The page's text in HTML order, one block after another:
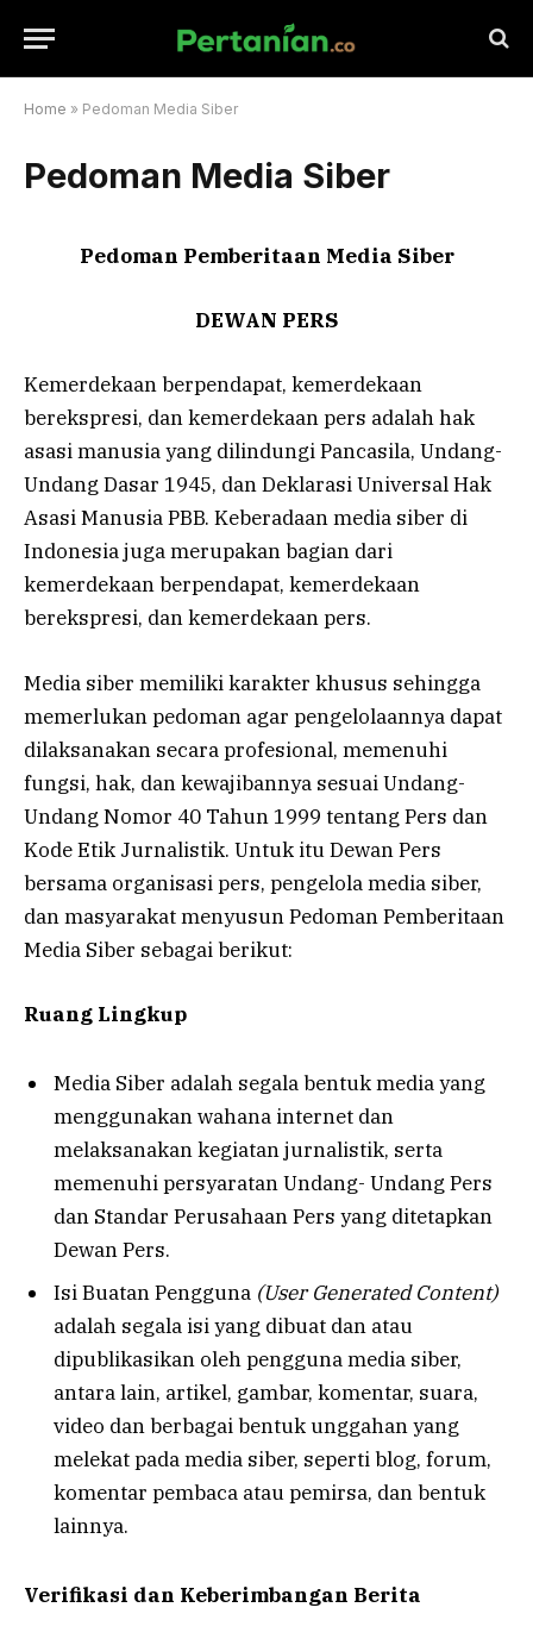
Home » Pedoman Media Siber
Pedoman Media Siber
Pedoman Pemberitaan Media Siber
DEWAN PERS
Kemerdekaan berpendapat, kemerdekaan
berekspresi, dan kemerdekaan pers adalah hak
asasi manusia yang dilindungi Pancasila, Undang-
Undang Dasar 1945, dan Deklarasi Universal Hak
Asasi Manusia PBB. Keberadaan media siber di
Indonesia juga merupakan bagian dari
kemerdekaan berpendapat, kemerdekaan
berekspresi, dan kemerdekaan pers.
Media siber memiliki karakter khusus sehingga
memerlukan pedoman agar pengelolaannya dapat
dilaksanakan secara profesional, memenuhi
fungsi, hak, dan kewajibannya sesuai Undang-
Undang Nomor 40 Tahun 1999 tentang Pers dan
Kode Etik Jurnalistik. Untuk itu Dewan Pers
bersama organisasi pers, pengelola media siber,
dan masyarakat menyusun Pedoman Pemberitaan
Media Siber sebagai berikut:
Ruang Lingkup
Media Siber adalah segala bentuk media yang
menggunakan wahana internet dan
melaksanakan kegiatan jurnalistik, serta
memenuhi persyaratan Undang- Undang Pers
dan Standar Perusahaan Pers yang ditetapkan
Dewan Pers.
Isi Buatan Pengguna (User Generated Content)
adalah segala isi yang dibuat dan atau
dipublikasikan oleh pengguna media siber,
antara lain, artikel, gambar, komentar, suara,
video dan berbagai bentuk unggahan yang
melekat pada media siber, seperti blog, forum,
komentar pembaca atau pemirsa, dan bentuk
lainnya.
Verifikasi dan Keberimbangan Berita